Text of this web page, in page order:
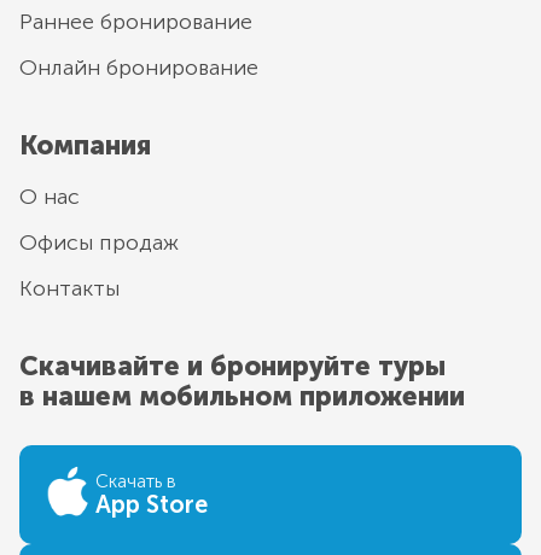
Раннее бронирование
Онлайн бронирование
Компания
О нас
Офисы продаж
Контакты
Скачивайте и бронируйте туры
в нашем мобильном приложении
Скачать в
App Store